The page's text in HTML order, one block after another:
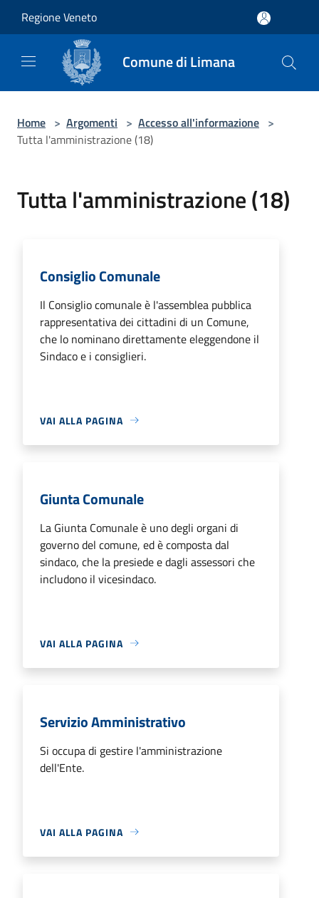
Regione Veneto
Comune di Limana
Home > Argomenti > Accesso all'informazione >
Tutta l'amministrazione (18)
Tutta l'amministrazione (18)
Consiglio Comunale
Il Consiglio comunale è l'assemblea pubblica
rappresentativa dei cittadini di un Comune,
che lo nominano direttamente eleggendone il
Sindaco e i consiglieri.
VAI ALLA PAGINA
Giunta Comunale
La Giunta Comunale è uno degli organi di
governo del comune, ed è composta dal
sindaco, che la presiede e dagli assessori che
includono il vicesindaco.
VAI ALLA PAGINA
Servizio Amministrativo
Si occupa di gestire l'amministrazione
dell'Ente.
VAI ALLA PAGINA